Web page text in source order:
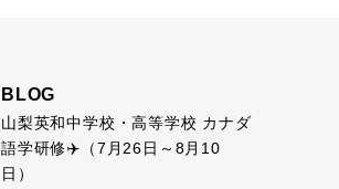
BLOG
山梨英和中学校・高等学校 カナダ
語学研修✈️（7月26日～8月10
日）